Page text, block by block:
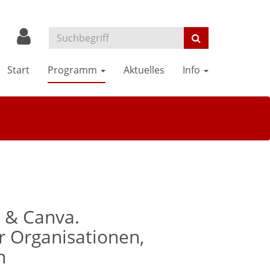
Start Programm Aktuelles Info
Canva.
Organisationen,